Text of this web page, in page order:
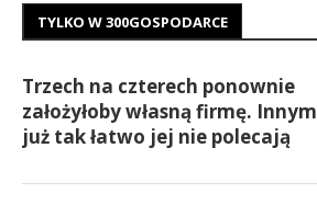
TYLKO W 300GOSPODARCE
Trzech na czterech ponownie
założyłoby własną firmę. Innym
już tak łatwo jej nie polecają